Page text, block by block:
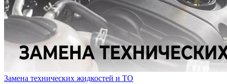
Замена технических жидкостей и ТО